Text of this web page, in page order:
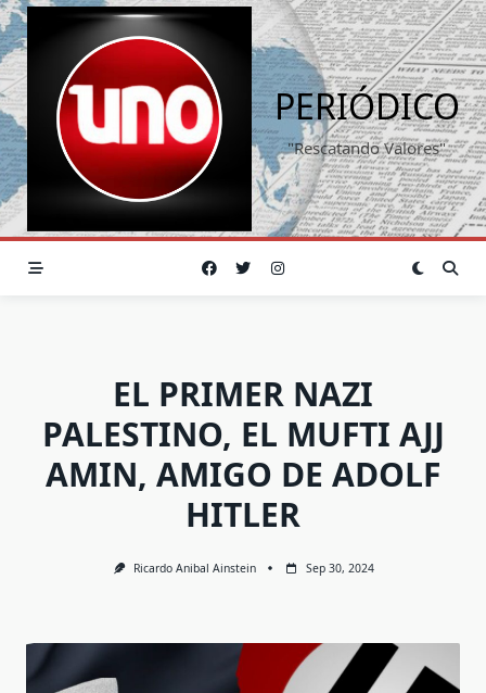
Saltar
al
contenido
PERIÓDICO
"Rescatando Valores"
EL PRIMER NAZI
PALESTINO, EL MUFTI AJJ
AMIN, AMIGO DE ADOLF
HITLER
Ricardo Anibal Ainstein Sep 30, 2024